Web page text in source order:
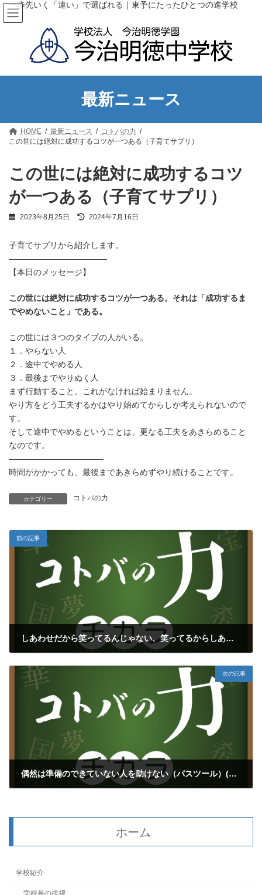
コ
ン
テ
キ
ナ
ビ
ゲ
に
一歩先いく「違い」で選ばれる｜東予にたったひとつの進学校
最新ニュース
HOME 最新ニュース
コトバの力
この世には絶対に成功するコツが一つある（子育てサプリ）
この世には絶対に成功するコツ
が一つある（子育てサプリ）
2023年8月25日
最
新
2024年7月16日
子育てサプリから紹介します。
————————————
【本日のメッセージ】
この世には絶対に成功するコツが一つある。それは「成功するま
でやめないこと」である。
この世には３つのタイプの人がいる。
１．やらない人
２．途中でやめる人
３．最後までやりぬく人
まず行動すること。これがなければ始まりません。
やり方をどう工夫するかはやり始めてからしか考えられないので
す。
そして途中でやめるということは、更なる工夫をあきらめること
なのです。
———————————–
時間がかかっても、最後まであきらめずやり続けることです。
カテゴリー コトバの力
前の記事
しあわせだから笑ってるんじゃない、笑ってるからしあわせになる（ひすいこたろう）(再掲載シリーズ⑤)
次の記事
偶然は準備のできていない人を助けない（パスツール）(再掲載シリーズ⑥)
ホーム
学校紹介
学校長の挨拶